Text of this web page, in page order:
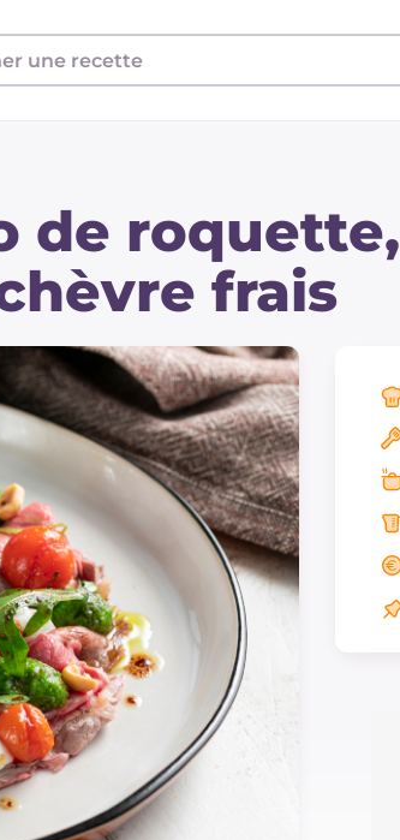
de roquette,
frais